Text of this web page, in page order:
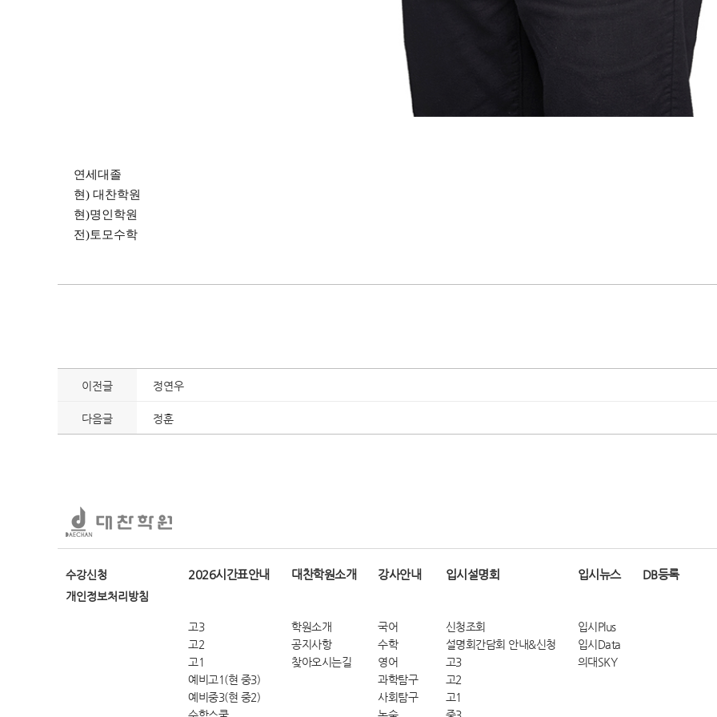
연세대졸
현) 대찬학원
현)명인학원
전)토모수학
이전글 정연우
다음글 정훈
수강신청
개인정보처리방침
2026시간표안내
고3
고2
고1
예비고1(현 중3)
예비중3(현 중2)
대찬학원소개
학원소개
공지사항
찾아오시는길
강사안내
국어
수학
영어
과학탐구
사회탐구
입시설명회
신청조회
설명회간담회 안내&신청
고3
고2
고1
입시뉴스
입시Plus
입시Data
의대SKY
DB등록